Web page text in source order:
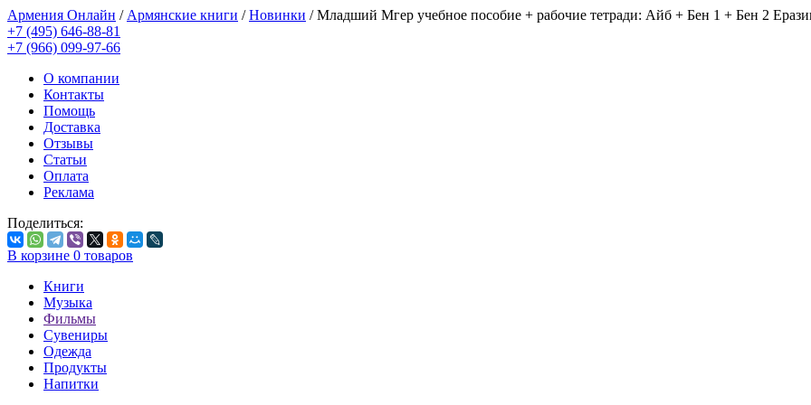
Армения Онлайн / Армянские книги /Новинки /Младший Мгер учебное пособие + рабочие тетради: Айб + Бен 1 + Бен 2
+7 (495) 646-88-81
+7 (966) 099-97-66
О компании
Контакты
Помощь
Доставка
Отзывы
Статьи
Оплата
Реклама
Поделиться:
В корзине 0 товаров
Книги
Музыка
Фильмы
Сувениры
Одежда
Продукты
Напитки